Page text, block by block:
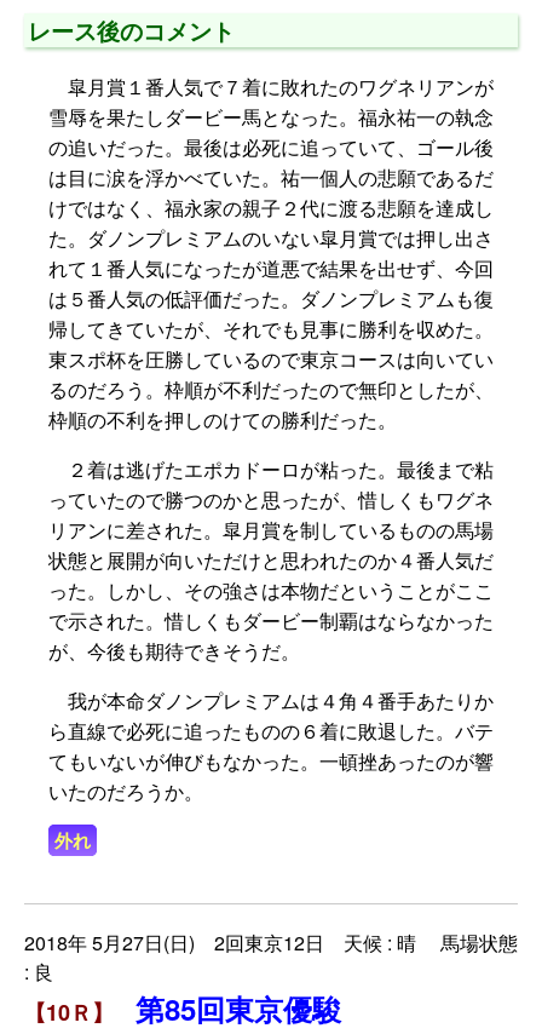
レース後のコメント
皐月賞１番人気で７着に敗れたのワグネリアンが
雪辱を果たしダービー馬となった。福永祐一の執念
の追いだった。最後は必死に追っていて、ゴール後
は目に涙を浮かべていた。祐一個人の悲願であるだ
けではなく、福永家の親子２代に渡る悲願を達成し
た。ダノンプレミアムのいない皐月賞では押し出さ
れて１番人気になったが道悪で結果を出せず、今回
は５番人気の低評価だった。ダノンプレミアムも復
帰してきていたが、それでも見事に勝利を収めた。
東スポ杯を圧勝しているので東京コースは向いてい
るのだろう。枠順が不利だったので無印としたが、
枠順の不利を押しのけての勝利だった。
２着は逃げたエポカドーロが粘った。最後まで粘
っていたので勝つのかと思ったが、惜しくもワグネ
リアンに差された。皐月賞を制しているものの馬場
状態と展開が向いただけと思われたのか４番人気だ
った。しかし、その強さは本物だということがここ
で示された。惜しくもダービー制覇はならなかった
が、今後も期待できそうだ。
我が本命ダノンプレミアムは４角４番手あたりか
ら直線で必死に追ったものの６着に敗退した。バテ
てもいないが伸びもなかった。一頓挫あったのが響
いたのだろうか。
外れ
2018年 5月27日(日) 2回東京12日 天候 : 晴 馬場状態
: 良
【10Ｒ】 第85回東京優駿